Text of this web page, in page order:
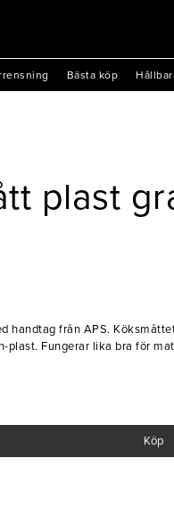
Bästa köp
plast
handtag från APS.
plast. Fungerar lika bra för
Köp